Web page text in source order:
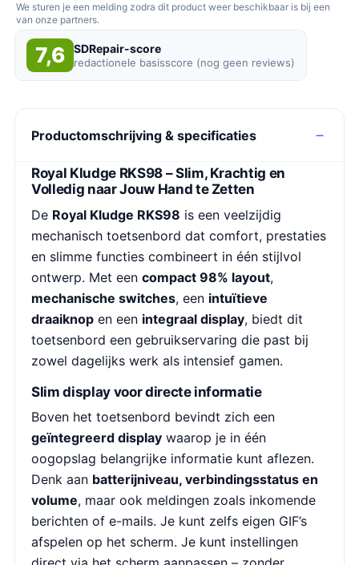
We sturen je een melding zodra dit product weer beschikbaar is bij een
van onze partners.
7,6 SDRepair-score
redactionele basisscore (nog geen reviews)
Productomschrijving & specificaties
Royal Kludge RKS98 – Slim, Krachtig en
Volledig naar Jouw Hand te Zetten
De Royal Kludge RKS98 is een veelzijdig
mechanisch toetsenbord dat comfort, prestaties
en slimme functies combineert in één stijlvol
ontwerp. Met een compact 98% layout,
mechanische switches, een intuïtieve
draaiknop en een integraal display, biedt dit
toetsenbord een gebruikservaring die past bij
zowel dagelijks werk als intensief gamen.
Slim display voor directe informatie
Boven het toetsenbord bevindt zich een
geïntegreerd display waarop je in één
oogopslag belangrijke informatie kunt aflezen.
Denk aan batterijniveau, verbindingsstatus en
volume, maar ook meldingen zoals inkomende
berichten of e-mails. Je kunt zelfs eigen GIF’s
afspelen op het scherm. Je kunt instellingen